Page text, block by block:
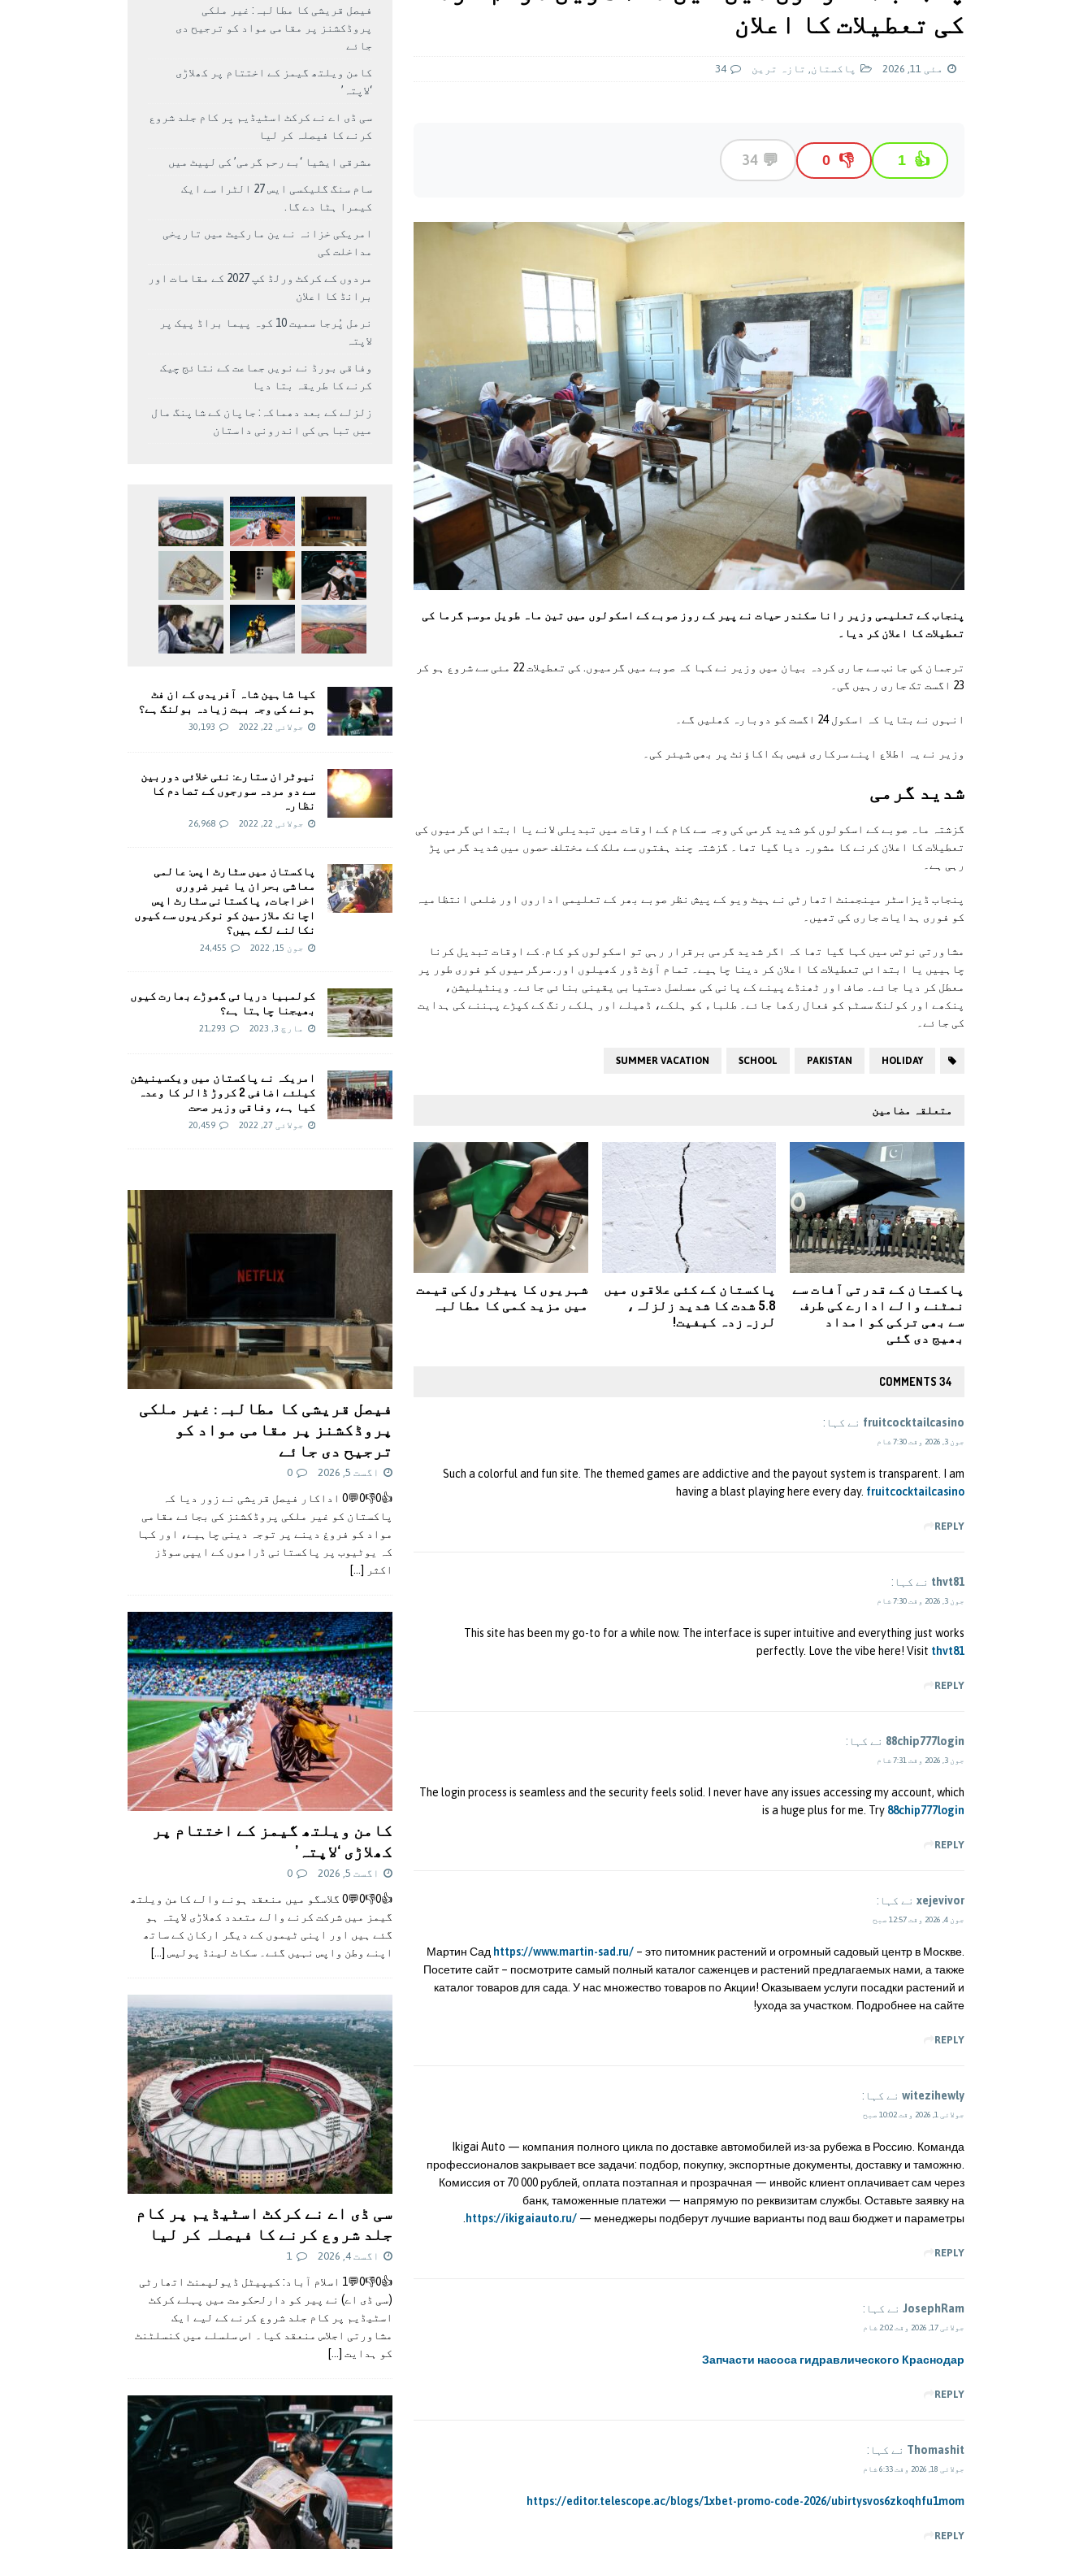
فیصل قریشی کا مطالبہ: غیر ملکی پروڈکشنز پر مقامی مواد کو ترجیح دی جائے
پاکستان
کی تعطیلات کا اعلان
مئی 11, 2026 پاکستان, تازہ ترين 34
👍
1
👎
0
💬
34
پنجاب کے تعلیمی وزیر رانا سکندر حیات نے پیر کے روز صوبے کے اسکولوں میں تین ماہ طویل موسم گرما کی
تعطیلات کا اعلان کر دیا۔
ترجمان کی جانب سے جاری کردہ بیان میں وزیر نے کہا کہ صوبے میں گرمیوں. کی تعطیلات 22 مئی سے شروع ہو کر
23 اگست تک جاری رہیں گی۔
انہوں نے بتایا کہ اسکول 24 اگست کو دوبارہ کھلیں گے۔
وزیر نے یہ اطلاع اپنے سرکاری فیس بک اکاؤنٹ پر بھی شیئر کی۔
شدید گرمی
گزشتہ ماہ صوبے کے اسکولوں کو شدید گرمی کی وجہ سے کام کے اوقات میں تبدیلی لانے یا ابتدائی گرمیوں کی
تعطیلات کا اعلان کرنے کا مشورہ دیا گیا تھا۔ گزشتہ چند ہفتوں سے ملک کے مختلف حصوں میں شدید گرمی پڑ
رہی ہے۔
پنجاب ڈیزاسٹر مینجمنٹ اتھارٹی نے ہیٹ ویو کے پیش نظر صوبے بھر کے تعلیمی اداروں اور ضلعی انتظامیہ
کو فوری ہدایات جاری کی تھیں۔
مشاورتی نوٹس میں کہا گیا تھا کہ اگر شدید گرمی برقرار رہی تو اسکولوں کو کام. کے اوقات تبدیل کرنا
چاہییں یا ابتدائی تعطیلات کا اعلان کر دینا چاہیے۔ تمام آؤٹ ڈور کھیلوں اور. سرگرمیوں کو فوری طور پر
معطل کر دیا جائے۔ صاف اور ٹھنڈے پینے کے پانی کی مسلسل دستیابی یقینی بنائی جائے۔ وینٹیلیشن،
پنکھے اور کولنگ سسٹم کو فعال رکھا جائے۔ طلباء کو ہلکے، ڈھیلے اور ہلکے رنگ کے کپڑے پہننے کی ہدایت
کی جائے۔
HOLIDAY
PAKISTAN
SCHOOL
SUMMER VACATION
متعلقہ مضامین
پاکستان کے قدرتی آفات سے
نمٹنے والے ادارے کی طرف
سے بھی ترکی کو امداد
بھیج دی گئی
پاکستان کے کئی علاقوں میں
5.8 شدت کا شدید زلزلہ،
لرزہ‌زدہ کیفیت!
شہریوں کا پیٹرول کی قیمت
میں مزید کمی کا مطالبہ
34 COMMENTS
fruitcocktailcasino نے کہا:
جون 3, 2026 وقت 7:30 شام
Such a colorful and fun site. The themed games are addictive and the payout system is transparent. I am
having a blast playing here every day. fruitcocktailcasino
REPLY
thvt81 نے کہا:
جون 3, 2026 وقت 7:30 شام
This site has been my go-to for a while now. The interface is super intuitive and everything just works
perfectly. Love the vibe here! Visit thvt81
REPLY
88chip777login نے کہا:
جون 3, 2026 وقت 7:31 شام
The login process is seamless and the security feels solid. I never have any issues accessing my account, which
is a huge plus for me. Try 88chip777login
REPLY
xejevivor نے کہا:
جون 4, 2026 وقت 12:57 صبح
Мартин Сад https://www.martin-sad.ru/ – это питомник растений и огромный садовый центр в Москве.
Посетите сайт – посмотрите самый полный каталог саженцев и растений предлагаемых нами, а также
каталог товаров для сада. У нас множество товаров по Акции! Оказываем услуги посадки растений и
ухода за участком. Подробнее на сайте!
REPLY
witezihewly نے کہا:
جولائی 1, 2026 وقت 10:02 صبح
Ikigai Auto — компания полного цикла по доставке автомобилей из-за рубежа в Россию. Команда
профессионалов закрывает все задачи: подбор, покупку, экспортные документы, доставку и таможню.
Комиссия от 70 000 рублей, оплата поэтапная и прозрачная — инвойс клиент оплачивает сам через
банк, таможенные платежи — напрямую по реквизитам службы. Оставьте заявку на
https://ikigaiauto.ru/ — менеджеры подберут лучшие варианты под ваш бюджет и параметры.
REPLY
JosephRam نے کہا:
جولائی 17, 2026 وقت 2:02 شام
Запчасти насоса гидравлического Краснодар
REPLY
Thomashit نے کہا:
جولائی 18, 2026 وقت 6:33 شام
https://editor.telescope.ac/blogs/1xbet-promo-code-2026/ubirtysvos6zkoqhfu1mom
REPLY
فیصل قریشی کا مطالبہ: غیر ملکی
پروڈکشنز پر مقامی مواد کو ترجیح دی
جائے
کامن ویلتھ گیمز کے اختتام پر کھلاڑی
‘لاپتہ’
سی ڈی اے نے کرکٹ اسٹیڈیم پر کام جلد شروع
کرنے کا فیصلہ کر لیا
مشرقی ایشیا ‘بے رحم گرمی’ کی لپیٹ میں
سام سنگ گلیکسی ایس 27 الٹرا سے ایک
کیمرا ہٹا دے گا.
امریکی خزانہ نے ین مارکیٹ میں تاریخی
مداخلت کی
مردوں کے کرکٹ ورلڈ کپ 2027 کے مقامات اور
برانڈ کا اعلان
نرمل پُرجا سمیت 10 کوہ پیما براڈ پیک پر
لاپتہ
وفاقی بورڈ نے نویں جماعت کے نتائج چیک
کرنے کا طریقہ بتا دیا
زلزلے کے بعد دھماکہ: جاپان کے شاپنگ مال
میں تباہی کی اندرونی داستان
کیا شاہین شاہ آفریدی کے ان فٹ
ہونے کی وجہ بہت زیادہ بولنگ ہے؟
جولائی 22, 2022 30,193
نیوٹران ستارے: نئی خلائی دوربین
سے دو مردہ سورجوں کے تصادم کا
نظارہ
جولائی 22, 2022 26,968
پاکستان میں سٹارٹ اپس: عالمی
معاشی بحران یا غیر ضروری
اخراجات، پاکستانی سٹارٹ اپس
اچانک ملازمین کو نوکریوں سے کیوں
نکالنے لگے ہیں؟
جون 15, 2022 24,455
کولمبیا دریائی گھوڑے بھارت کیوں
بھیجنا چاہتا ہے؟
مارچ 3, 2023 21,293
امريکہ نے پاکستان میں ویکسینیشن
کیلئے اضافی 2 کروڑ ڈالر کا وعدہ
کیا ہے، وفاقی وزیر صحت
جولائی 27, 2022 20,459
فیصل قریشی کا مطالبہ: غیر ملکی
پروڈکشنز پر مقامی مواد کو
ترجیح دی جائے
اگست 5, 2026 0
👍0👎0💬0 اداکار فیصل قریشی نے زور دیا کہ
پاکستان کو غیر ملکی پروڈکشنز کی بجائے مقامی
مواد کو فروغ دینے پر توجہ دینی چاہیے، اور کہا
کہ یوٹیوب پر پاکستانی ڈراموں کے ایپی سوڈز
اکثر
[...]
کامن ویلتھ گیمز کے اختتام پر
کھلاڑی ‘لاپتہ’
اگست 5, 2026 0
👍0👎0💬0 گلاسگو میں منعقد ہونے والے کامن ویلتھ
گیمز میں شرکت کرنے والے متعدد کھلاڑی لاپتہ ہو
گئے ہیں اور اپنی ٹیموں کے دیگر ارکان کے ساتھ
اپنے وطن واپس نہیں گئے۔ سکاٹ لینڈ پولیس [...]
سی ڈی اے نے کرکٹ اسٹیڈیم پر کام
جلد شروع کرنے کا فیصلہ کر لیا
اگست 4, 2026 1
👍0👎0💬1 اسلام آباد: کیپیٹل ڈیولپمنٹ اتھارٹی
(سی ڈی اے) نے پیر کو دارلحکومت میں پہلے کرکٹ
اسٹیڈیم پر کام جلد شروع کرنے کے لیے ایک
مشاورتی اجلاس منعقد کیا۔ اس سلسلے میں کنسلٹنٹ
کو ہدایت [...]